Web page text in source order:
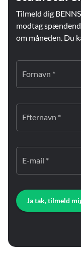
Tilmeld dig
modtag
om måneden. Du
Fornavn *
Efternavn *
E-mail *
Ja tak, tilmeld